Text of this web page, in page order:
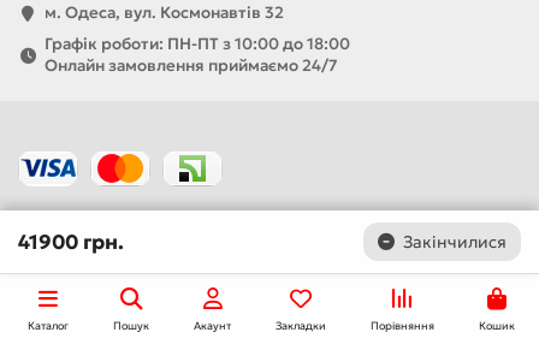
м. Одеса, вул. Космонавтів 32
Графік роботи: ПН-ПТ з 10:00 до 18:00
Онлайн замовлення приймаємо 24/7
41900 грн. Закінчилися
Каталог Пошук Акаунт Закладки Порівняння Кошик